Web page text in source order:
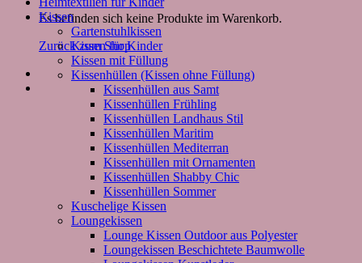
Es befinden sich keine Produkte im Warenkorb.
Zurück zum Shop
Kissen
Gartenstuhlkissen
Kissen für Kinder
Kissen mit Füllung
Kissenhüllen (Kissen ohne Füllung)
Kissenhüllen aus Samt
Kissenhüllen Frühling
Kissenhüllen Landhaus Stil
Kissenhüllen Maritim
Kissenhüllen Mediterran
Kissenhüllen mit Ornamenten
Kissenhüllen Shabby Chic
Kissenhüllen Sommer
Kuschelige Kissen
Loungekissen
Lounge Kissen Outdoor aus Polyester
Loungekissen Beschichtete Baumwolle